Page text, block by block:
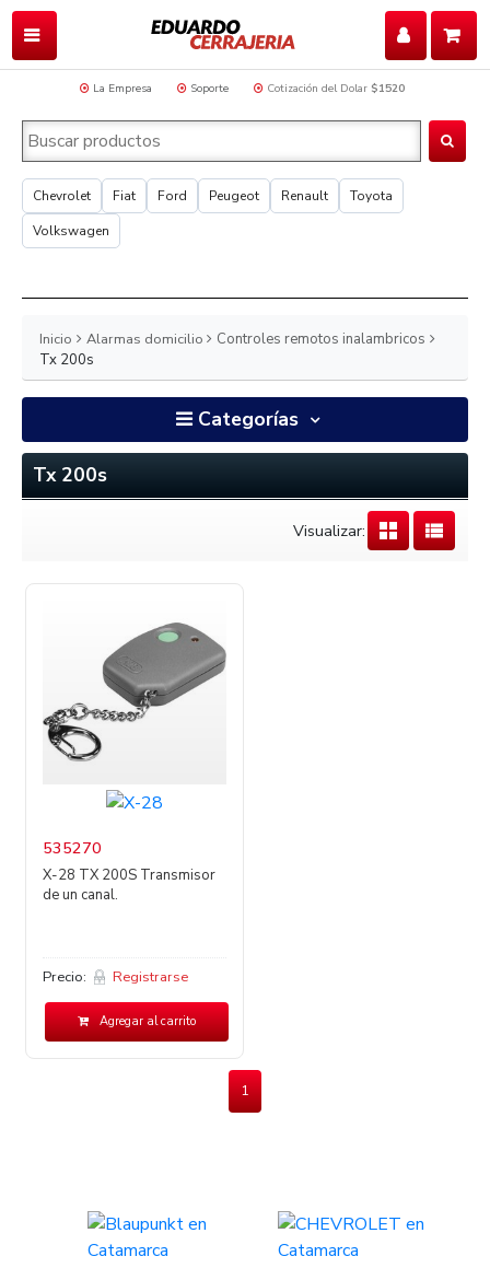
La Empresa Soporte Cotización del Dolar $1520
Chevrolet Fiat Ford Peugeot Renault
Toyota
Volkswagen
Inicio Alarmas domicilio
Controles remotos inalambricos
Tx 200s
Categorías
Tx 200s
Visualizar:
535270
X-28 TX 200S Transmisor
de un canal.
Precio: Registrarse
Agregar al carrito
1